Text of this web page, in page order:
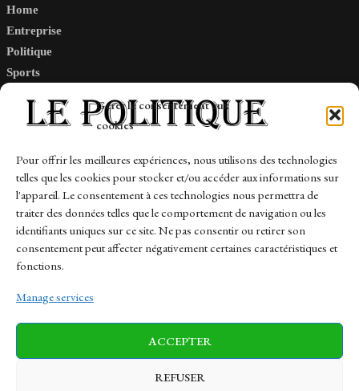
Gérer le consentement aux
cookies
Pour offrir les meilleures expériences, nous utilisons des technologies
telles que les cookies pour stocker et/ou accéder aux informations sur
l'appareil. Le consentement à ces technologies nous permettra de
traiter des données telles que le comportement de navigation ou les
identifiants uniques sur ce site. Ne pas consentir ou retirer son
consentement peut affecter négativement certaines caractéristiques et
fonctions.
Manage services
ACCEPTER
REFUSER
Home
Entreprise
Politique
Sports
Links
Contact
Sitemap
News Finance-Marches Politics
Business Tech Health Sports Travel